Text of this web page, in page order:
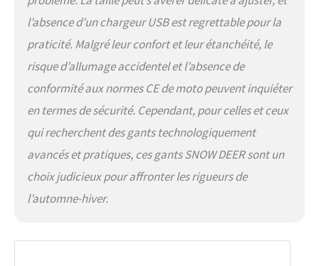
l’absence d’un chargeur USB est regrettable pour la
praticité. Malgré leur confort et leur étanchéité, le
risque d’allumage accidentel et l’absence de
conformité aux normes CE de moto peuvent inquiéter
en termes de sécurité. Cependant, pour celles et ceux
qui recherchent des gants technologiquement
avancés et pratiques, ces gants SNOW DEER sont un
choix judicieux pour affronter les rigueurs de
l’automne-hiver.